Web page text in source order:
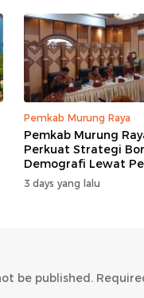
Pemkab Murung Raya
Pemkab Murung
Perkuat Strategi
Demografi Lewat
Nomor 14 Tahun 2026
3 days yang lalu
be published.